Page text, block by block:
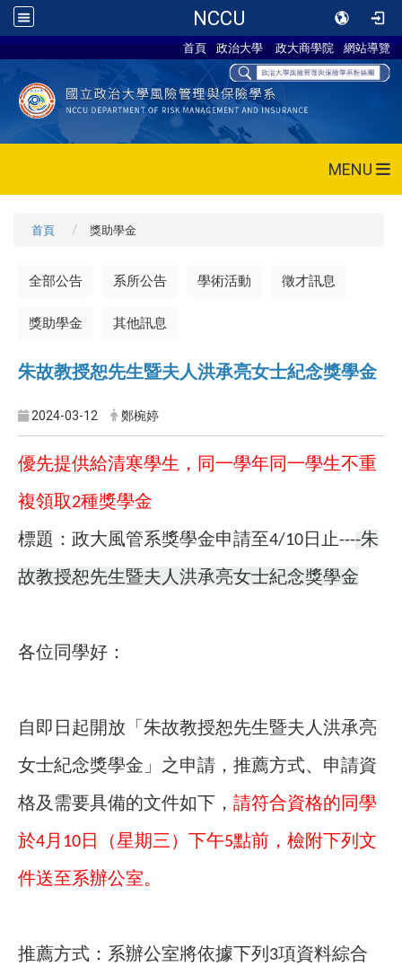
NCCU
首頁 政治大學 政大商學院 網站導覽
MENU
首頁 獎助學金
全部公告 系所公告 學術活動 徵才訊息
獎助學金 其他訊息
朱故教授恕先生暨夫人洪承亮女士紀念獎學金
2024-03-12 鄭椀婷
優先提供給清寒學生，同一學年同一學生不重
複領取 2種獎學金
標題：政大風管系獎學金申請至4/10 日止----朱
故教授恕先生暨夫人洪承亮女士紀念獎學金
各位同學好：
自即日起開放「朱故教授恕先生暨夫人洪承亮
女士紀念獎學金」之申請，推薦方式、申請資
格及需要具備的文件如下， 請符合資格的同學
於4 月 10 日（星期三）下午5點前，檢附下列文
件送至系辦公室。
推薦方式：系辦公室將依據下列 3項資料綜合